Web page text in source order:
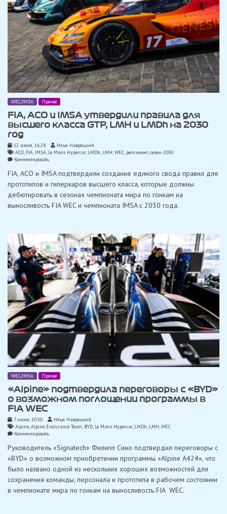
WEC/IMSA Прочее
FIA, ACO и IMSA утвердили правила для
высшего класса GTP, LMH и LMDh на 2030
год
12 июня, 16:28
Илья Навроцкий
ACO, FIA, IMSA, Le Mans Hypercar, LMDh, LMH,WEC, регламент,сезон-2030
Комментироватьon
ACO
IMSA
утвердили
правила
для
LMH
и
LMDh
на
2030
год
FIA, ACO и IMSA подтвердили создание единого свода правил для
прототипов и гиперкаров высшего класса, которые должны
дебютировать в сезонах чемпионата мира по гонкам на
выносливость FIA WEC и чемпионата IMSA с 2030 года.
WEC/IMSA Прочее
«Alpine» подтвердила переговоры с «BYD»
о возможном поглощении программы в
FIA WEC
7 июня, 10:30
Илья Навроцкий
Alpine,Alpine Endurance Team, BYD, Le Mans Hypercar, LMDh, LMH,WEC
Комментироватьon
подтвердила
с
«BYD»
возможном
поглощении
Руководитель «Signatech» Филипп Сино подтвердил переговоры с
«BYD» о возможном приобретении программы «Alpine A424», что
было названо одной из нескольких хороших возможностей для
сохранения команды, персонала и прототипа в рабочем состоянии
в чемпионате мира по гонкам на выносливость FIA WEC.